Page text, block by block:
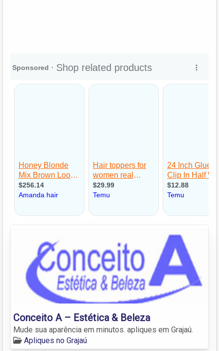
Conceito A – Estética & Beleza
Mude sua aparência em minutos. apliques em Grajaú.
Apliques no Grajaú